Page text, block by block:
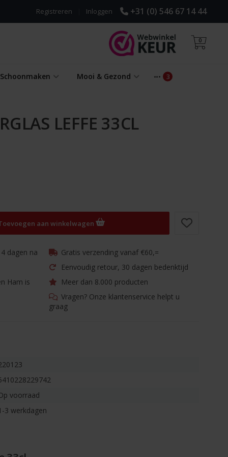
+31 (0) 546 67 14 44
Inloggen
Registreren
0
Mooi & Gezond
LEFFE 33CL
aan winkelwagen
dagen na
Gratis verzending vanaf €60,=
Eenvoudig retour, 30 dagen bedenktijd
Ham is
Meer dan 8.000 producten
Vragen? Onze klantenservice helpt u
graag
voorraad
3 werkdagen